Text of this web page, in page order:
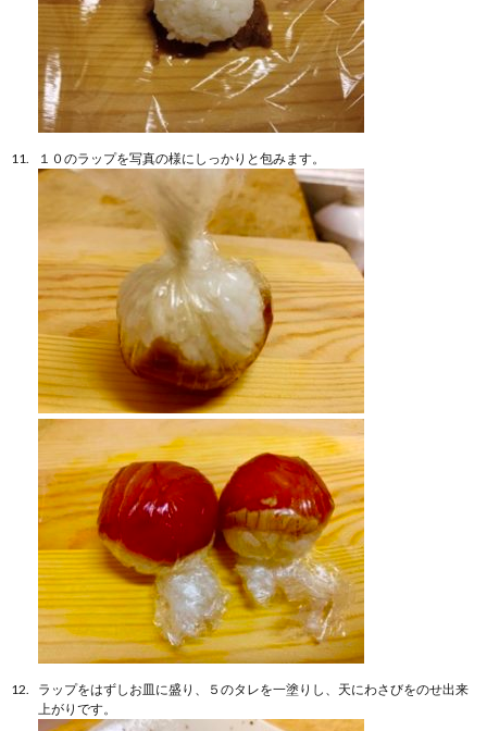
１０のラップを写真の様にしっかりと包みます。
ラップをはずしお皿に盛り、５のタレを一塗りし、天にわさびをのせ出来
上がりです。